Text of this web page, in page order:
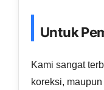
Untuk
Kami sangat
koreksi,